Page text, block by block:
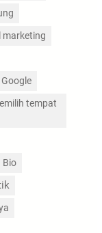
marketing
Google
tempat
Bio